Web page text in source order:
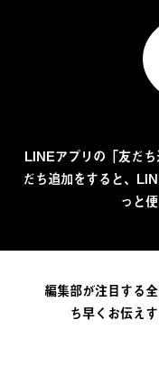
LINEアプリの「友だ
だち追加をすると、
っと
編集部が注目する
ち早くお伝え